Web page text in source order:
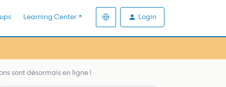
Learning Center ↗️ Login
sont désormais en ligne !